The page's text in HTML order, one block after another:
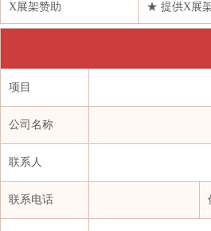
浙江源涌实业有限公司
中国工商银行股份有限公
中国石化北京化工研究院燕
中国石化化工销售有限公司华
X展架赞助 ★ 提供X展
项目
公司名称
联系人
联系电话